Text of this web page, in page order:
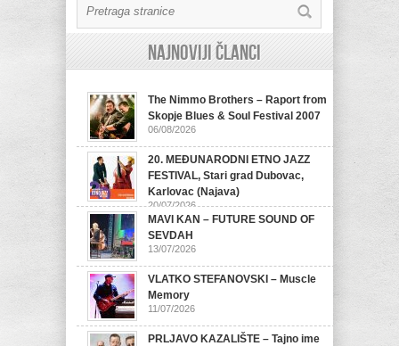
Najnoviji članci
The Nimmo Brothers – Raport from
Skopje Blues & Soul Festival 2007
06/08/2026
20. MEĐUNARODNI ETNO JAZZ
FESTIVAL, Stari grad Dubovac,
Karlovac (Najava)
20/07/2026
MAVI KAN – FUTURE SOUND OF
SEVDAH
13/07/2026
VLATKO STEFANOVSKI – Muscle
Memory
11/07/2026
PRLJAVO KAZALIŠTE – Tajno ime